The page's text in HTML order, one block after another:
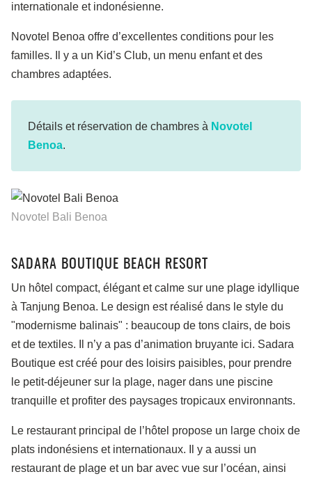
internationale et indonésienne.
Novotel Benoa offre d’excellentes conditions pour les
familles. Il y a un Kid’s Club, un menu enfant et des
chambres adaptées.
Détails et réservation de chambres à Novotel
Benoa.
Novotel Bali Benoa
SADARA BOUTIQUE BEACH RESORT
Un hôtel compact, élégant et calme sur une plage idyllique
à Tanjung Benoa. Le design est réalisé dans le style du
"modernisme balinais" : beaucoup de tons clairs, de bois
et de textiles. Il n’y a pas d’animation bruyante ici. Sadara
Boutique est créé pour des loisirs paisibles, pour prendre
le petit-déjeuner sur la plage, nager dans une piscine
tranquille et profiter des paysages tropicaux environnants.
Le restaurant principal de l’hôtel propose un large choix de
plats indonésiens et internationaux. Il y a aussi un
restaurant de plage et un bar avec vue sur l’océan, ainsi